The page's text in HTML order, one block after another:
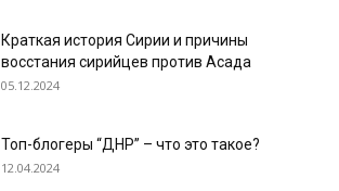
Краткая история Сирии и причины
восстания сирийцев против Асада
05.12.2024
Топ-блогеры “ДНР” – что это такое?
12.04.2024